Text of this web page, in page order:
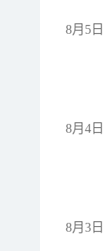
8月5日
8月4日
8月3日